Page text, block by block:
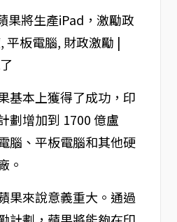
基本上獲得了成功，印
劃增加到 1700 億盧
腦、平板電腦和其他硬
。
果來說意義重大。通過